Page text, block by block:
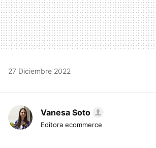
27 Diciembre 2022
Vanesa Soto
Editora ecommerce